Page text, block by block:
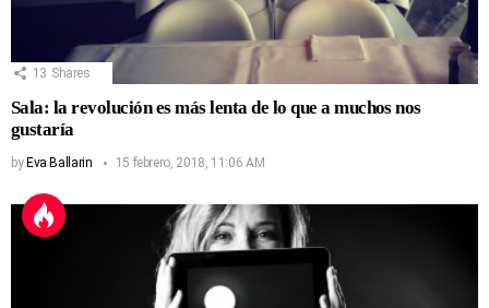
13 Shares
Sala: la revolución es más lenta de lo que a muchos nos
gustaría
by Eva Ballarin 15 febrero, 2018, 11:06 AM